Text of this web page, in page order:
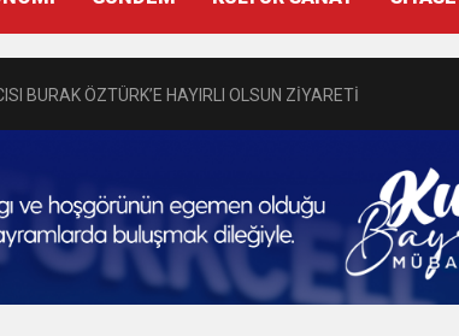
BURAK ÖZTÜRK’E HAYIRLI OLSUN ZİYARETİ
ARKASI: GÖRÜNENDEN DAHA FAZLASI MI VAR?
Açıldı